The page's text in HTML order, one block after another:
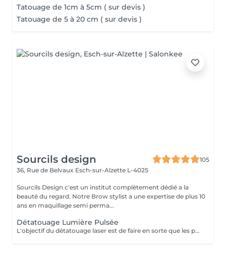
Tatouage de 1cm à 5cm ( sur devis )
Tatouage de 5 à 20 cm ( sur devis )
Sourcils design
105
36, Rue de Belvaux Esch-sur-Alzette L-4025
Sourcils Design c'est un institut complètement dédié a la
beauté du regard. Notre Brow stylist a une expertise de plus 10
ans en maquillage semi perma...
Détatouage Lumière Pulsée
L'objectif du détatouage laser est de faire en sorte que les particules d'encre soient digérables par l'organisme. Ainsi le faisceau d'énergie du laser vise le pigment et permet de le faire éclater. Il va ensuite être éliminé par les globules blancs. La quantité de séances dépendra du type d'encre, de la peau et de la technique utilisée par le professionnel qui a réalisé votre tatouage des sourcils. seulement un mois apres la première séance la praticienne pourra déterminer le numéro de séances nécessaires, dans. certaines cas une seule séance suffit comme dans certains outres nous pouvons besoin de trois ou plus. Les poils peuvent temporairement devenir blancs "en raison de l'élimination des pigments" explique l'experte. Cette décoloration est courante et temporaire (en quelques jours seulement, les sourcils retrouvent leur couleur d'origine).